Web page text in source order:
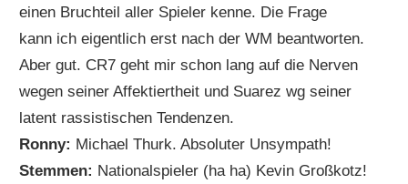
einen Bruchteil aller Spieler kenne. Die Frage
kann ich eigentlich erst nach der WM beantworten.
Aber gut. CR7 geht mir schon lang auf die Nerven
wegen seiner Affektiertheit und Suarez wg seiner
latent rassistischen Tendenzen.
Ronny: Michael Thurk. Absoluter Unsympath!
Stemmen: Nationalspieler (ha ha) Kevin Großkotz!